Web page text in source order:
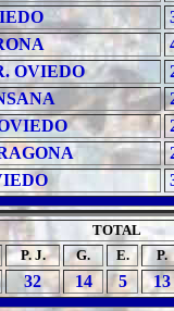
OVIEDO
TOTAL
P. J. G. E. P.
32 14 5 13